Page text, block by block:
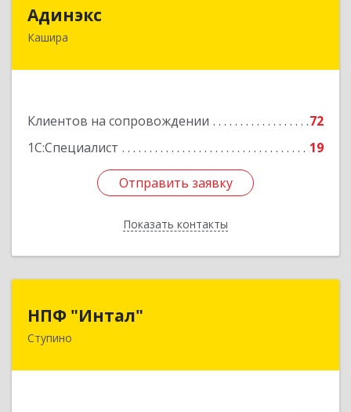
Адинэкс
Кашира
Клиентов на сопровождении
72
1С:Специалист
19
Отправить заявку
Показать контакты
142900, Московская обл, г.о. Кашира, Кашира г,
Отправить заявку
Назад
НПФ "Интал"
Ступино142800, Московская обл, Ступинский р-н,